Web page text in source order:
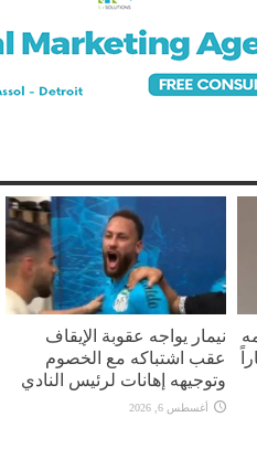
نيمار يواجه عقوبة الإيقاف
عقب اشتباكه مع الخصوم
وتوجيهه إهانات لرئيس النادي
أغسطس 6, 2026